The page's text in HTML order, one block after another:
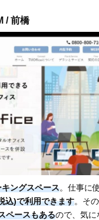
/ 前橋
ングスペース。仕事に
込)で利用できます。そ
ペースもあるので、気に